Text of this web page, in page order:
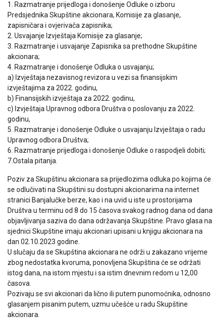
1. Razmatranje prijedloga i donošenje Odluke o izboru
Predsjednika Skupštine akcionara, Komisije za glasanje,
zapisničara i ovjerivača zapisnika;
2. Usvajanje Izvještaja Komisije za glasanje;
3. Razmatranje i usvajanje Zapisnika sa prethodne Skupštine
akcionara;
4. Razmatranje i donošenje Odluka o usvajanju;
a) Izvještaja nezavisnog revizora u vezi sa finansijskim
izvještajima za 2022. godinu,
b) Finansijskih izvještaja za 2022. godinu,
c) Izvještaja Upravnog odbora Društva o poslovanju za 2022.
godinu,
5. Razmatranje i donošenje Odluke o usvajanju Izvještaja o radu
Upravnog odbora Društva;
6. Razmatranje prijedloga i donošenje Odluke o raspodjeli dobiti;
7.Ostala pitanja.
Poziv za Skupštinu akcionara sa prijedlozima odluka po kojima će
se odlučivati na Skupštini su dostupni akcionarima na internet
stranici Banjalučke berze, kao i na uvid u iste u prostorijama
Društva u terminu od 8 do 15 časova svakog radnog dana od dana
objavljivanja saziva do dana održavanja Skupštine. Pravo glasa na
sjednici Skupštine imaju akcionari upisani u knjigu akcionara na
dan 02.10.2023 godine.
U slučaju da se Skupština akcionara ne održi u zakazano vrijeme
zbog nedostatka kvoruma, ponovljena Skupština će se održati
istog dana, na istom mjestu i sa istim dnevnim redom u 12,00
časova.
Pozivaju se svi akcionari da lično ili putem punomoćnika, odnosno
glasanjem pisanim putem, uzmu učešće u radu Skupštine
akcionara.